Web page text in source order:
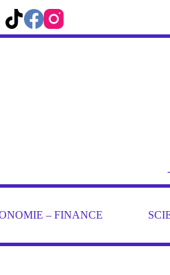
– FINANCE